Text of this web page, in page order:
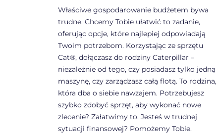
Właściwe gospodarowanie budżetem bywa
trudne. Chcemy Tobie ułatwić to zadanie,
oferując opcje, które najlepiej odpowiadają
Twoim potrzebom. Korzystając ze sprzętu
Cat®, dołączasz do rodziny Caterpillar –
niezależnie od tego, czy posiadasz tylko jedną
maszynę, czy zarządzasz całą flotą. To rodzina,
która dba o siebie nawzajem. Potrzebujesz
szybko zdobyć sprzęt, aby wykonać nowe
zlecenie? Załatwimy to. Jesteś w trudnej
sytuacji finansowej? Pomożemy Tobie.